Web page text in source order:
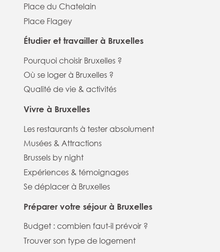
Place du Chatelain
Place Flagey
Étudier et travailler à Bruxelles
Pourquoi choisir Bruxelles ?
Où se loger à Bruxelles ?
Qualité de vie & activités
Vivre à Bruxelles
Les restaurants à tester absolument
Musées & Attractions
Brussels by night
Expériences & témoignages
Se déplacer à Bruxelles
Préparer votre séjour à Bruxelles
Budget : combien faut-il prévoir ?
Trouver son type de logement